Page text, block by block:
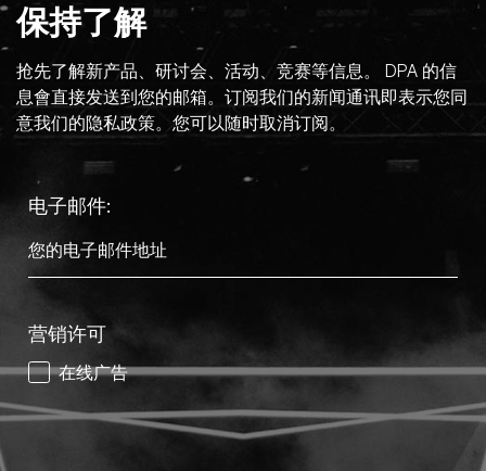
保持了解
抢先了解新产品、研讨会、活动、竞赛等信息。 DPA 的信
息會直接发送到您的邮箱。订阅我们的新闻通讯即表示您同
意我们的隐私政策。您可以随时取消订阅。
电子邮件:
营销许可
在线广告